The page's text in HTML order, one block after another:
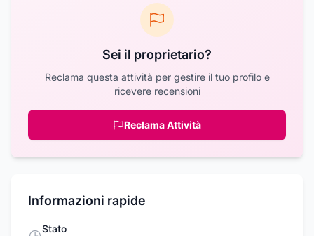
Sei il proprietario?
Reclama questa attività per gestire il tuo profilo e
ricevere recensioni
Reclama Attività
Informazioni rapide
Stato